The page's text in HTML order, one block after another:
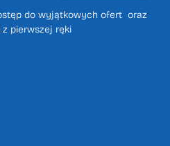
do wyjątkowych ofert oraz
pierwszej ręki